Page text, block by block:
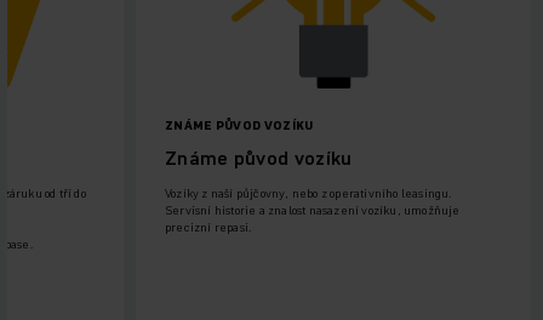
od tří do
ZNÁME PŮVOD VOZÍKU
Známe původ vozíku
Vozíky z naší půjčovny, nebo z operativního leasingu.
Servisní historie a znalost nasazení vozíku, umožňuje
precizní repasi.